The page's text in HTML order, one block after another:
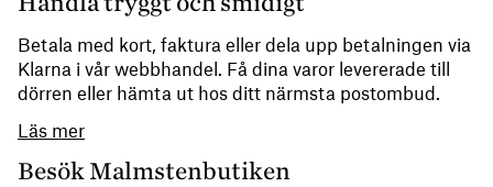
Betala med kort, faktura eller dela upp betalningen via
Klarna i vår webbhandel. Få dina varor levererade till
dörren eller hämta ut hos ditt närmsta postombud.
Läs mer
Besök Malmstenbutiken